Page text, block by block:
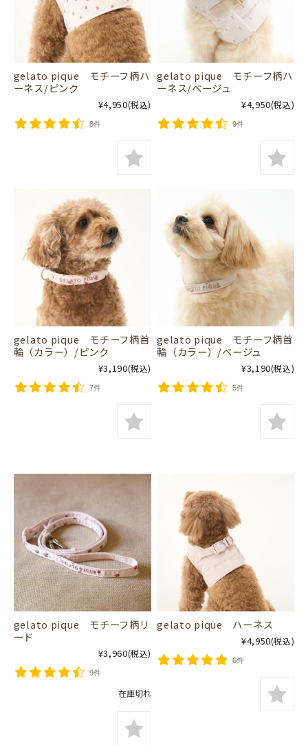
gelato pique モチーフ柄ハ
ーネス/ピンク
¥4,950(税込)
8件
gelato pique モチーフ柄ハ
ーネス/ベージュ
¥4,950(税込)
9件
gelato pique モチーフ柄首
輪（カラー）/ピンク
¥3,190(税込)
7件
gelato pique モチーフ柄首
輪（カラー）/ベージュ
¥3,190(税込)
5件
gelato pique モチーフ柄リ
ード
¥3,960(税込)
9件
在庫切れ
gelato pique ハーネス
¥4,950(税込)
6件